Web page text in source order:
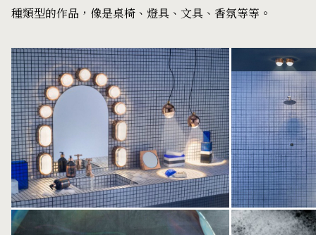
種類型的作品，像是桌椅、燈具、文具、香氛等等。